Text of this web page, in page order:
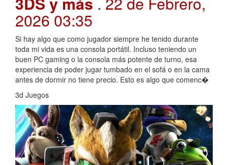
2026 03:35
Si hay algo que como jugador siempre he tenido durante
toda mi vida es una consola portátil. Incluso teniendo un
buen PC gaming o la consola más potente de turno, esa
experiencia de poder jugar tumbado en el sofá o en la cama
antes de dormir no tiene precio. Esto es algo que comenc�
3d Juegos